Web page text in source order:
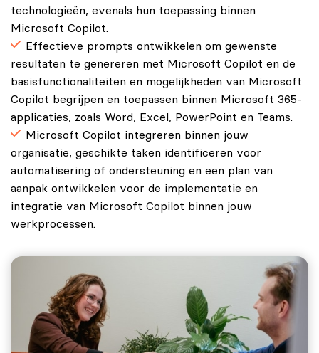
technologieën, evenals hun toepassing binnen
Microsoft Copilot.
Effectieve prompts ontwikkelen om gewenste
resultaten te genereren met Microsoft Copilot en de
basisfunctionaliteiten en mogelijkheden van Microsoft
Copilot begrijpen en toepassen binnen Microsoft 365-
applicaties, zoals Word, Excel, PowerPoint en Teams.
Microsoft Copilot integreren binnen jouw
organisatie, geschikte taken identificeren voor
automatisering of ondersteuning en een plan van
aanpak ontwikkelen voor de implementatie en
integratie van Microsoft Copilot binnen jouw
werkprocessen.